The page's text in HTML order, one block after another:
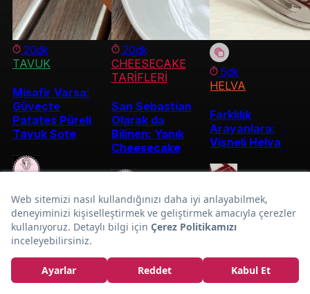
Sunumu Şık, Lezzeti Nefis:
Pırasa Böreği Tarifi
20dk
TAVUK
Misafir Varsa:
Güveçte
Patates Püreli
Tavuk Sote
20dk
CHEESECAKE
TARİFLERİ
San Sebastian
Olarak da
Bilinen: Yanık
Cheesecake
Fatma
5dk
HELVA
Farklılık
Arayanlara:
Vişneli Helva
Aktaş